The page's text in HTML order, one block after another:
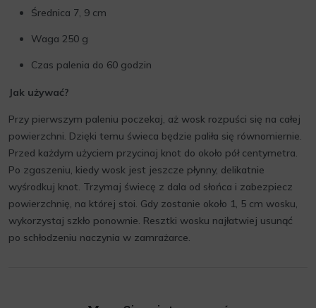
Średnica 7, 9 cm
Waga 250 g
Czas palenia do 60 godzin
Jak używać?
Przy pierwszym paleniu poczekaj, aż wosk rozpuści się na całej
powierzchni. Dzięki temu świeca będzie paliła się równomiernie.
Przed każdym użyciem przycinaj knot do około pół centymetra.
Po zgaszeniu, kiedy wosk jest jeszcze płynny, delikatnie
wyśrodkuj knot. Trzymaj świecę z dala od słońca i zabezpiecz
powierzchnię, na której stoi. Gdy zostanie około 1, 5 cm wosku,
wykorzystaj szkło ponownie. Resztki wosku najłatwiej usunąć
po schłodzeniu naczynia w zamrażarce.